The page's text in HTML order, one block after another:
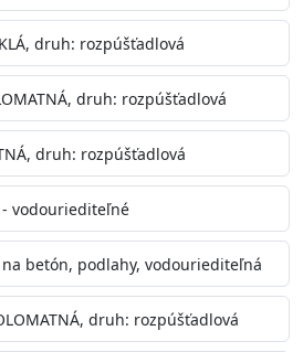
do 10% vodou podľa
premiešajte a občas opakujte
jednu
alebo striekacou pištoľou
po 30-60min./23°C po
minimálne 3-
ďalšiu vrstvu náteru.
na poveternostných
vlhkosťou a nižšou
predlžuje.
druh: rozpúšťadlová
druh: rozpúšťadlová
druh: rozpúšťadlová
vodouriediteľné
betón, podlahy, vodouriediteľná
druh: rozpúšťadlová